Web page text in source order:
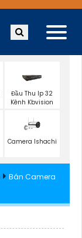
Đầu Thu Ip 32
Kênh Kbvision
Camera Ishachi
Bán Camera